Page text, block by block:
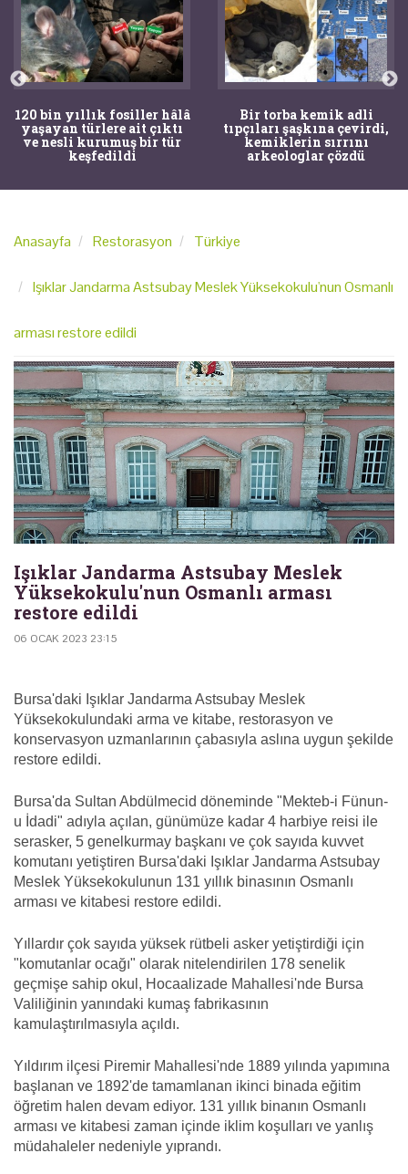
120 bin yıllık fosiller hâlâ
yaşayan türlere ait çıktı
ve nesli kurumuş bir tür
keşfedildi
Bir torba kemik adli
tıpçıları şaşkına çevirdi,
kemiklerin sırrını
arkeologlar çözdü
Anasayfa Restorasyon Türkiye
Işıklar Jandarma Astsubay Meslek Yüksekokulu'nun Osmanlı
arması restore edildi
Işıklar Jandarma Astsubay Meslek
Yüksekokulu'nun Osmanlı arması
restore edildi
06 OCAK 2023 23:15
Bursa'daki Işıklar Jandarma Astsubay Meslek
Yüksekokulundaki arma ve kitabe, restorasyon ve
konservasyon uzmanlarının çabasıyla aslına uygun şekilde
restore edildi.
Bursa'da Sultan Abdülmecid döneminde "Mekteb-i Fünun-
u İdadi" adıyla açılan, günümüze kadar 4 harbiye reisi ile
serasker, 5 genelkurmay başkanı ve çok sayıda kuvvet
komutanı yetiştiren Bursa'daki Işıklar Jandarma Astsubay
Meslek Yüksekokulunun 131 yıllık binasının Osmanlı
arması ve kitabesi restore edildi.
Yıllardır çok sayıda yüksek rütbeli asker yetiştirdiği için
"komutanlar ocağı" olarak nitelendirilen 178 senelik
geçmişe sahip okul, Hocaalizade Mahallesi'nde Bursa
Valiliğinin yanındaki kumaş fabrikasının
kamulaştırılmasıyla açıldı.
Yıldırım ilçesi Piremir Mahallesi'nde 1889 yılında yapımına
başlanan ve 1892'de tamamlanan ikinci binada eğitim
öğretim halen devam ediyor. 131 yıllık binanın Osmanlı
arması ve kitabesi zaman içinde iklim koşulları ve yanlış
müdahaleler nedeniyle yıprandı.